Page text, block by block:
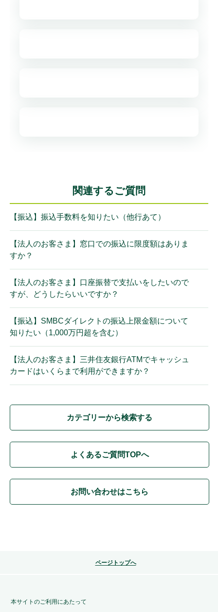
関連するご質問
【振込】振込手数料を知りたい（他行あて）
【法人のお客さま】窓口での振込に限度額はありま
すか？
【法人のお客さま】口座振替で支払いをしたいので
すが、どうしたらいいですか？
【振込】SMBCダイレクトの振込上限金額について
知りたい（1,000万円超を含む）
【法人のお客さま】三井住友銀行ATMでキャッシュ
カードはいくらまで利用ができますか？
カテゴリーから検索する
よくあるご質問TOPへ
お問い合わせはこちら
ページトップへ
本サイトのご利用にあたって